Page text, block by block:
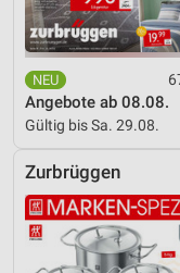
Angebote ab 08.08.
Gültig bis Sa. 29.08.
Zurbrüggen